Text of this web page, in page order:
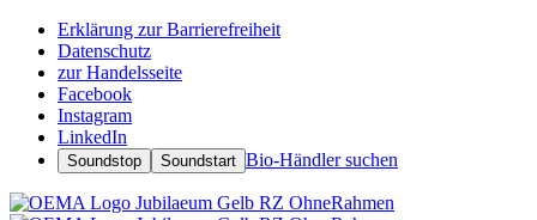
Erklärung zur Barrierefreiheit
Datenschutz
zur Handelsseite
Facebook
Instagram
LinkedIn
Soundstop Soundstart Bio-Händler suchen